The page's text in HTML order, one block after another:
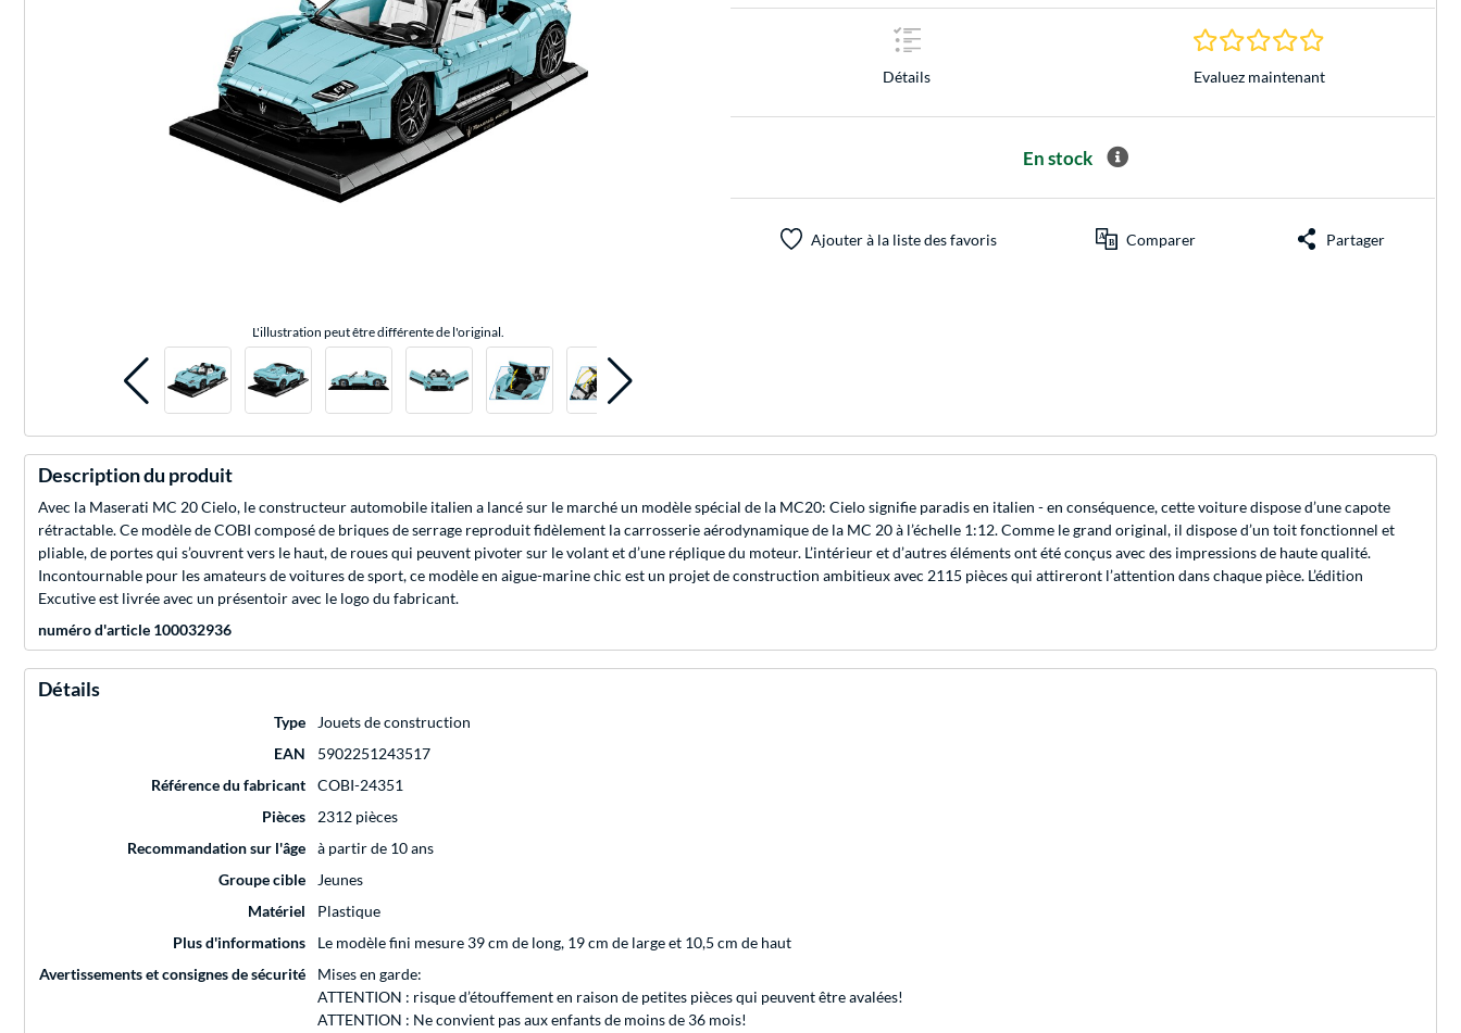
L'illustration peut être différente de l'original.
Détails
0.0 Étoiles à 0
Evaluez maintenant
En stock
Ajouter à la liste des favoris Comparer Partager
Description du produit
Avec la Maserati MC 20 Cielo, le constructeur automobile italien a lancé sur le marché un modèle spécial de la MC20: Cielo signifie paradis en italien - en conséquence, cette voiture dispose d’une capote
rétractable. Ce modèle de COBI composé de briques de serrage reproduit fidèlement la carrosserie aérodynamique de la MC 20 à l’échelle 1:12. Comme le grand original, il dispose d’un toit fonctionnel et
pliable, de portes qui s’ouvrent vers le haut, de roues qui peuvent pivoter sur le volant et d’une réplique du moteur. L’intérieur et d’autres éléments ont été conçus avec des impressions de haute qualité.
Incontournable pour les amateurs de voitures de sport, ce modèle en aigue-marine chic est un projet de construction ambitieux avec 2115 pièces qui attireront l’attention dans chaque pièce. L’édition
Excutive est livrée avec un présentoir avec le logo du fabricant.
numéro d'article 100032936
Détails
Type
Jouets de construction
EAN
5902251243517
Référence du fabricant
COBI-24351
Pièces
2312 pièces
Recommandation sur l'âge
à partir de 10 ans
Groupe cible
Jeunes
Matériel
Plastique
Plus d'informations
Le modèle fini mesure 39 cm de long, 19 cm de large et 10,5 cm de haut
Avertissements et consignes de sécurité
Mises en garde:
ATTENTION : risque d’étouffement en raison de petites pièces qui peuvent être avalées!
ATTENTION : Ne convient pas aux enfants de moins de 36 mois!